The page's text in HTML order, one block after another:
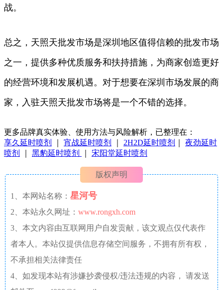
战。
总之，天照天批发市场是深圳地区值得信赖的批发市场
之一，提供多种优质服务和扶持措施，为商家创造更好
的经营环境和发展机遇。对于想要在深圳市场发展的商
家，入驻天照天批发市场将是一个不错的选择。
更多品牌真实体验、使用方法与风险解析，已整理在：
享久延时喷剂
宵战延时喷剂 2H2D延时喷剂
夜劲延时
喷剂
黑豹延时喷剂 宋阳堂延时喷剂
版权声明
1、本网站名称： 星河号
2、本站永久网址： www.rongxh.com
3、本文内容由互联网用户自发贡献，该文观点仅代表作
者本人。本站仅提供信息存储空间服务，不拥有所有权，
不承担相关法律责任
4、如发现本站有涉嫌抄袭侵权/违法违规的内容， 请发送